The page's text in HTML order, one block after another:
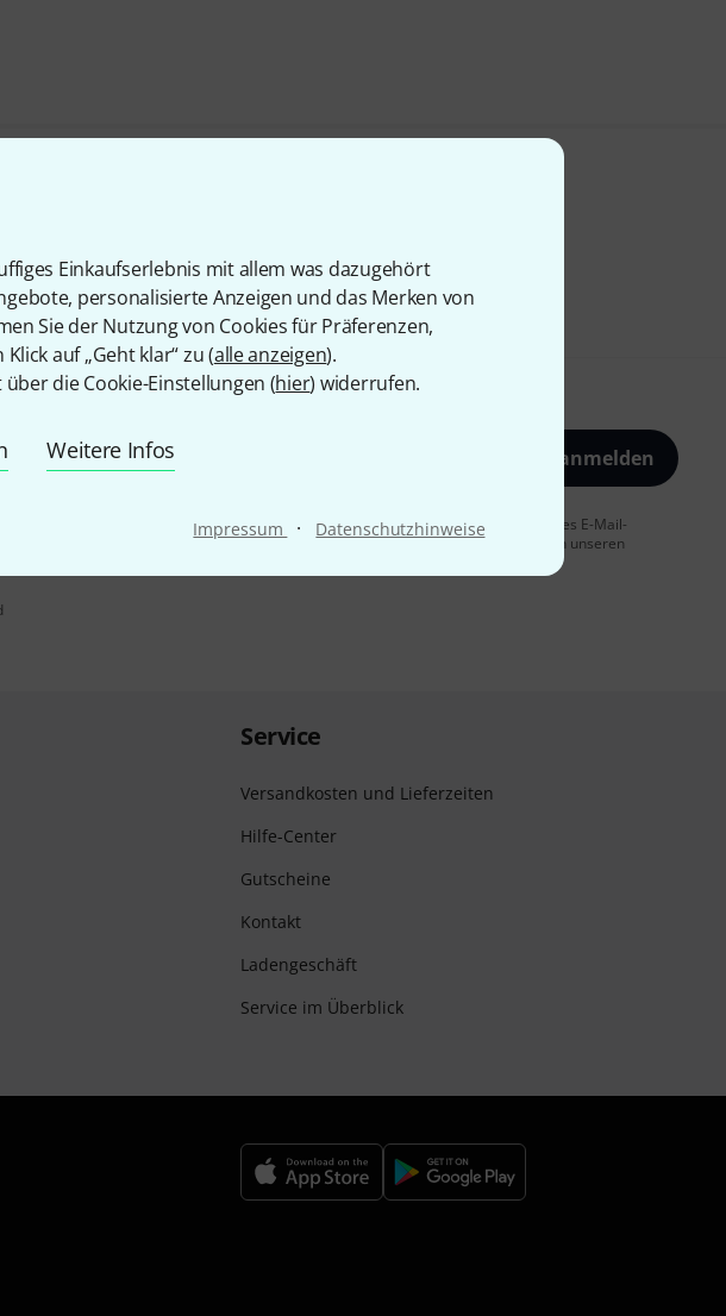
Einkaufserlebnis mit allem was dazugehört
personalisierte Anzeigen und das Merken von
Sie der Nutzung von Cookies für Präferenzen,
auf „Geht klar“ zu (alle anzeigen).
die Cookie-Einstellungen (hier) widerrufen.
Weitere Infos
Impressum · Datenschutzhinweise
Feedback
Adresse* Jetzt anmelden
„Jetzt anmelden“ stimmen Sie dem Erhalt von E-Mail-Werbung und einer Messung des E-Mail-
zu. Die Abmeldung ist jederzeit möglich. Weitere Informationen finden Sie in unseren
Service
Versandkosten und Lieferzeiten
Hilfe-Center
Gutscheine
Kontakt
Ladengeschäft
Service im Überblick